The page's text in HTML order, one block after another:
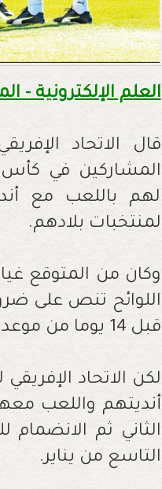
العلم الإلكترونية -
قال الاتحاد
المشاركين في
لهم باللعب مع
لمنتخبات بلادهم.
وكان من المتوقع
اللوائح تنص على
قبل 14 يوما من موعد أي بطولة قارية أو كأس العالم
لكن الاتحاد
الثاني ثم الانضمام
التاسع من يناير.